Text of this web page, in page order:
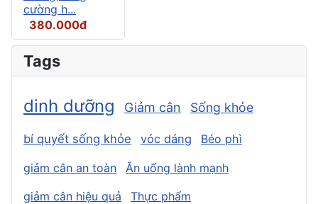
cường h...
380.000đ
Tags
dinh dưỡng Giảm cân Sống khỏe
bí quyết sống khỏe vóc dáng Béo phì
giảm cân an toàn
Ăn uống lành mạnh
giảm cân hiệu quả
Thực phẩm